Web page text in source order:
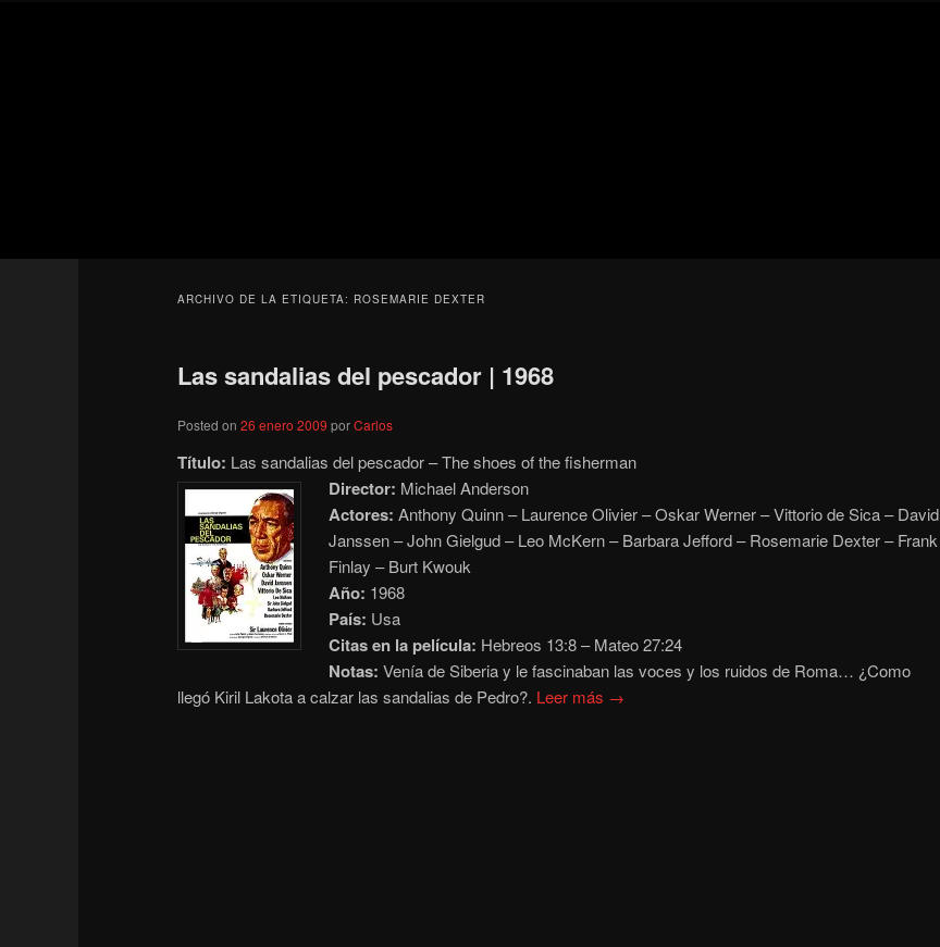
ARCHIVO DE LA ETIQUETA: ROSEMARIE DEXTER
Las sandalias del pescador | 1968
Posted on26 enero 2009 porCarlos
Título: Las sandalias del pescador – The shoes of the fisherman
Director: Michael Anderson
Actores: Anthony Quinn – Laurence Olivier – Oskar Werner – Vittorio de Sica – David
Janssen – John Gielgud – Leo McKern – Barbara Jefford – Rosemarie Dexter – Frank
Finlay – Burt Kwouk
Año: 1968
País: Usa
Citas en la película: Hebreos 13:8 – Mateo 27:24
Notas: Venía de Siberia y le fascinaban las voces y los ruidos de Roma… ¿Como
llegó Kiril Lakota a calzar las sandalias de Pedro?. Leer más →